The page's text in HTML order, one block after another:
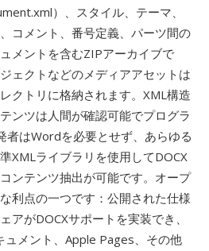
）、スタイル、テーマ、
コメント、番号定義、パーツ間の
メントを含むZIPアーカイブで
ェクトなどのメディアアセットは
クトリに格納されます。XML構造
ンツは人間が確認可能でプログラ
はWordを必要とせず、あらゆる
XMLライブラリを使用してDOCX
ンテンツ抽出が可能です。オープ
利点の一つです：公開された仕様
アがDOCXサポートを実装でき、
メント、Apple Pages、その他